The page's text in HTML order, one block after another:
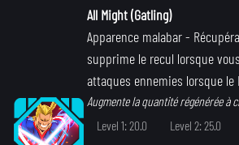
All Might (Gatling)
Apparence malabar-
supprime le recul lorsque
attaques ennemies lorsque le
Augmente la quantité régénérée à
Level 1: 20.0
Level 2: 25.0